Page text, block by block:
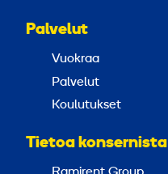
Palvelut
Vuokraa
Palvelut
Koulutukset
Tietoa konsernista